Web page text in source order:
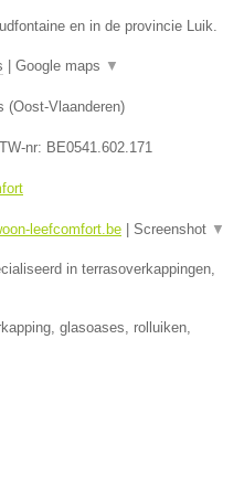
en in de provincie Luik.
| Google maps ▼
(Oost-Vlaanderen)
nr: BE0541.602.171
leefcomfort.be | Screenshot ▼
in terrasoverkappingen,
glasoases, rolluiken,